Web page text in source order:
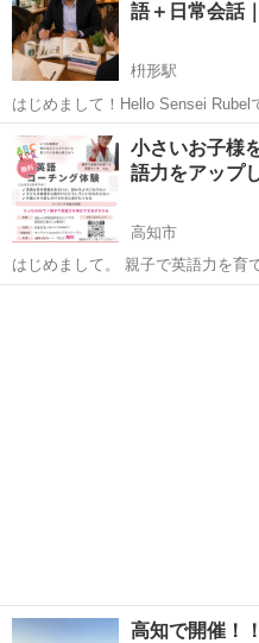
話せるようにな...語＋日常会話
枡形駅
はじめまして！Hello Sensei Rubelです☕. ・子どもに英語
たいけど自信ない. ・英会話教室は高いし、
高知 高知市 枡形駅 英
小さいお子様
語力をアップ
高知市
はじめまして。 親子で英語力を育て
もに英語を話せるようになってほ
高知で開催！